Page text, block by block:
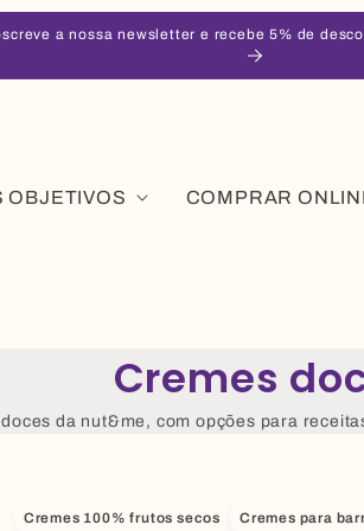
a nossa newsletter e recebe 5% de
OBJETIVOS COMPRAR
Cremes
da nut&me, com opções para
Cremes 100% frutos secos Cremes para